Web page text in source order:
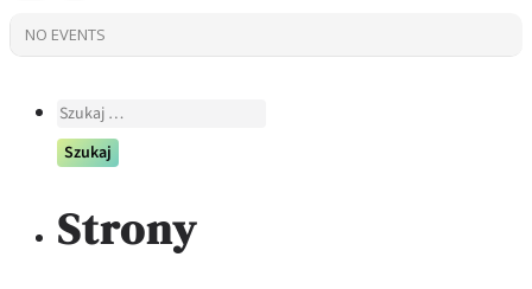
NO EVENTS
Szukaj:
Strony